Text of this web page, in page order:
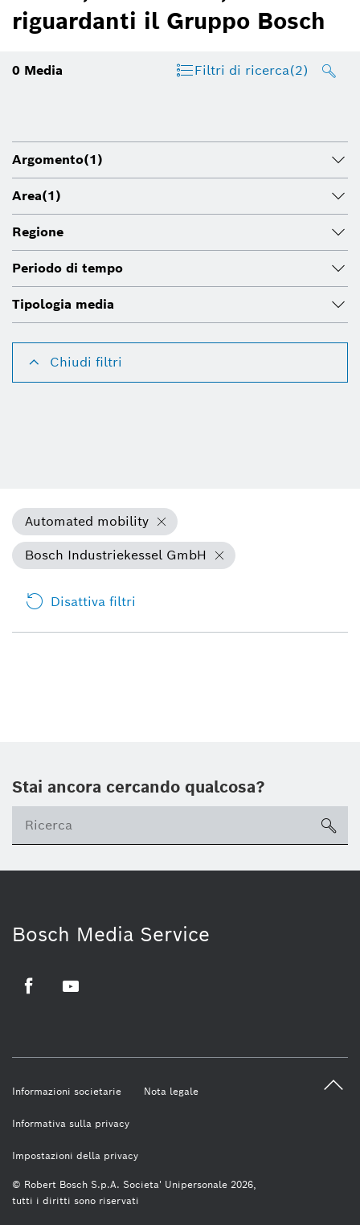
riguardanti il Gruppo Bosch
0 Media Filtri di ricerca(2)
Argomento(1)
Area(1)
Regione
Periodo di tempo
Tipologia media
Chiudi filtri
Automated mobility
Bosch Industriekessel GmbH
Disattiva filtri
Stai ancora cercando qualcosa?
Bosch Media Service
© Robert Bosch S.p.A. Societa' Unipersonale 2026,
tutti i diritti sono riservati
Informazioni societarie Nota legale
Informativa sulla privacy
Impostazioni della privacy